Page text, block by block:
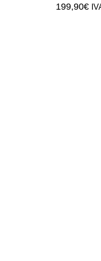
199,90€